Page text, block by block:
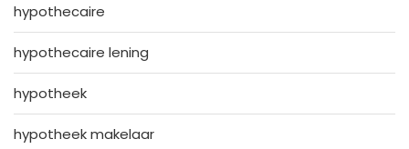
hypothecaire
hypothecaire lening
hypotheek
hypotheek makelaar